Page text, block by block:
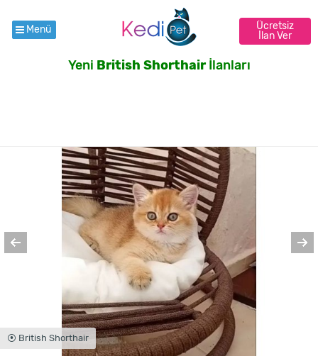
Menü
Ücretsiz
İlan Ver
Yeni British Shorthairİlanları
⦿ British Shorthair